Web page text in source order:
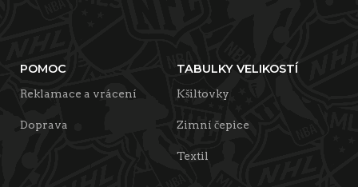
POMOC
Reklamace a vrácení
Doprava
TABULKY VELIKOSTÍ
Kšiltovky
Zimní čepice
Textil